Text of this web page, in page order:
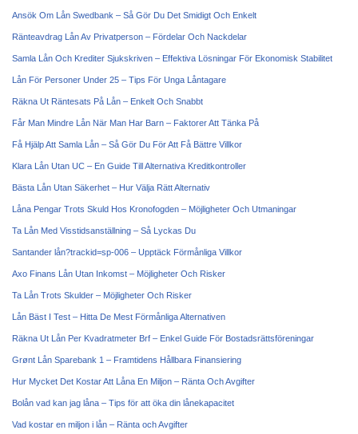
Ansök Om Lån Swedbank – Så Gör Du Det Smidigt Och Enkelt
Ränteavdrag Lån Av Privatperson – Fördelar Och Nackdelar
Samla Lån Och Krediter Sjukskriven – Effektiva Lösningar För Ekonomisk Stabilitet
Lån För Personer Under 25 – Tips För Unga Låntagare
Räkna Ut Räntesats På Lån – Enkelt Och Snabbt
Får Man Mindre Lån När Man Har Barn – Faktorer Att Tänka På
Få Hjälp Att Samla Lån – Så Gör Du För Att Få Bättre Villkor
Klara Lån Utan UC – En Guide Till Alternativa Kreditkontroller
Bästa Lån Utan Säkerhet – Hur Välja Rätt Alternativ
Låna Pengar Trots Skuld Hos Kronofogden – Möjligheter Och Utmaningar
Ta Lån Med Visstidsanställning – Så Lyckas Du
Santander lån?trackid=sp-006 – Upptäck Förmånliga Villkor
Axo Finans Lån Utan Inkomst – Möjligheter Och Risker
Ta Lån Trots Skulder – Möjligheter Och Risker
Lån Bäst I Test – Hitta De Mest Förmånliga Alternativen
Räkna Ut Lån Per Kvadratmeter Brf – Enkel Guide För Bostadsrättsföreningar
Grønt Lån Sparebank 1 – Framtidens Hållbara Finansiering
Hur Mycket Det Kostar Att Låna En Miljon – Ränta Och Avgifter
Bolån vad kan jag låna – Tips för att öka din lånekapacitet
Vad kostar en miljon i lån – Ränta och Avgifter